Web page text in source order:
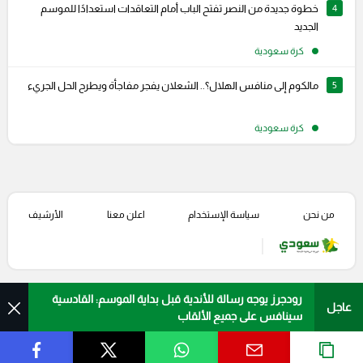
4
خطوة جديدة من النصر تفتح الباب أمام التعاقدات استعدادًا للموسم
الجديد
كرة سعودية
5 مالكوم إلى منافس الهلال؟.. الشعلان يفجر مفاجأة ويطرح الحل الجريء
كرة سعودية
عاجل
رودجرز يوجه رسالة للأندية قبل بداية الموسم: القادسية
سينافس على جميع الألقاب
من نحن سياسة الإستخدام اعلن معنا الأرشيف